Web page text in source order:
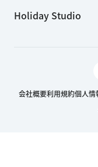
Holiday Studio
会社概要利用規約個人情